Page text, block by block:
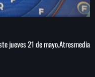
jueves 21 de mayo.Atresmedia